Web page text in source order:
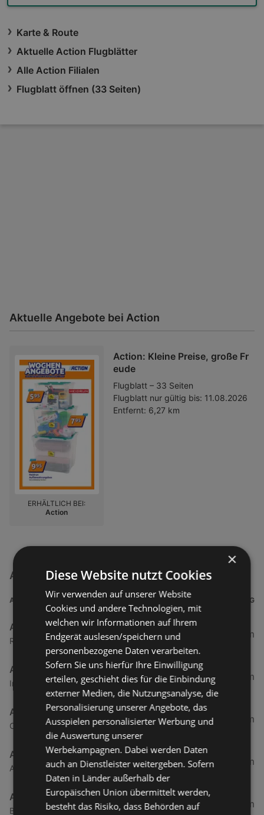
Karte & Route
Aktuelle Action Flugblätter
Alle Action Filialen
Flugblatt öffnen (33 Seiten)
Aktuelle Angebote bei Action
Action: Kleine Preise, große Fr
eude
Flugblatt – 33 Seiten
Flugblatt nur gültig bis: 11.08.2026
Entfernt: 6,27 km
ERHÄLTLICH BEI:
Action
Action Filialen in der Nähe
ADRESSE ENTFERNUNG
Action
Rheinstraße 99b, 6971 Hard
6,27 km
Action
Industriezone 32, 6460 Imst
90,2 km
Action
Cytastraße 1, 6176 Innsbruck-Völs
132,32 km
Action
Andechsstraße 85, 6020 Innsbruck
139,73 km
Action
Bahnhofstraße 42, 6300 Wörgl
185,28 km
×
Diese Website nutzt Cookies
Wir verwenden auf unserer Website
Cookies und andere Technologien, mit
welchen wir Informationen auf Ihrem
Endgerät auslesen/speichern und
personenbezogene Daten verarbeiten.
Sofern Sie uns hierfür Ihre Einwilligung
erteilen, geschieht dies für die Einbindung
externer Medien, die Nutzungsanalyse, die
Personalisierung unserer Angebote, das
Ausspielen personalisierter Werbung und
die Auswertung unserer
Werbekampagnen. Dabei werden Daten
auch an Dienstleister weitergeben. Sofern
Daten in Länder außerhalb der
Europäischen Union übermittelt werden,
besteht das Risiko, dass Behörden auf